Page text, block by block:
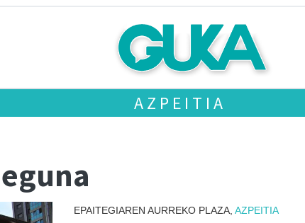
AZPEITIA
EPAITEGIAREN AURREKO PLAZA, AZPEITIA